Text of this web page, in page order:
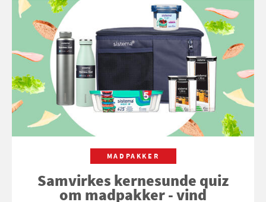
MADPAKKER
Samvirkes kernesunde quiz
om madpakker - vind